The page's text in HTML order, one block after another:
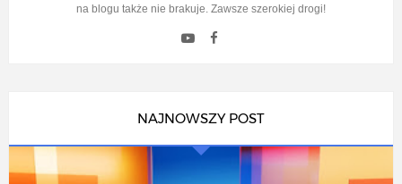
na blogu także nie brakuje. Zawsze szerokiej drogi!
NAJNOWSZY POST